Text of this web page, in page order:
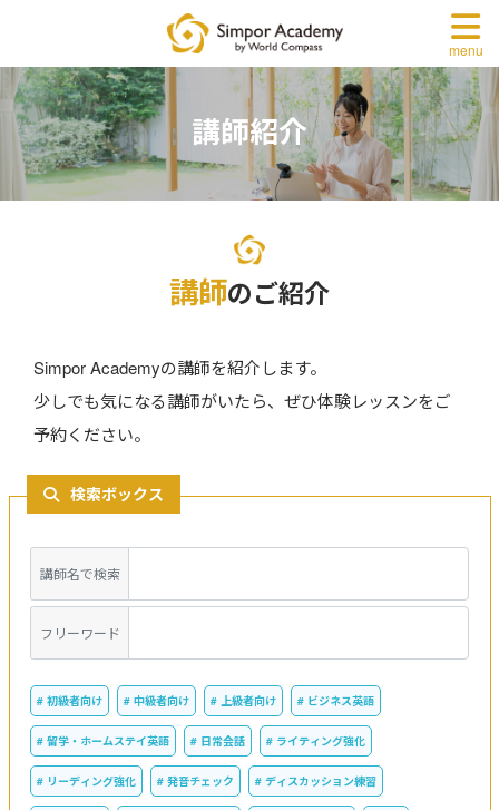
menu
講師紹介
講師のご紹介
Simpor Academyの講師を紹介します。
少しでも気になる講師がいたら、ぜひ体験レッスンをご
予約ください。
検索ボックス
講師名で検索
フリーワード
# 初級者向け # 中級者向け # 上級者向け # ビジネス英語
# 留学・ホームステイ英語 # 日常会話 # ライティング強化
# リーディング強化 # 発音チェック # ディスカッション練習